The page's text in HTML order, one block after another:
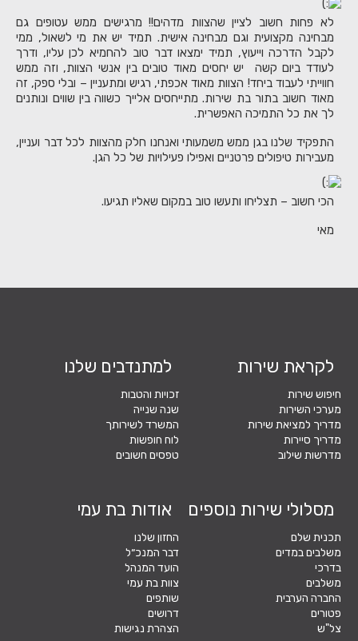
לא פחות חשוב לציין שהצוות מדהים!! מרגישים ממש עטופים גם
מבחינה מקצועית וגם מבחינה אישית. תמיד יש את מי לשאול, ממי
לקבל הדרכה וייעוץ, תמיד ימצאו דבר טוב להחמיא לכן עליו, ודרך
לעודד ביום קשה יש יחסים מאוד טובים בין אנשי הצוות, וזה ממש
חווייתי לעבוד ביחד! הצוות מאוד אכפתי, רגיש ומתעניין – ובלי ספק, זה
מאוד חשוב בתור בת שירות. מתייחסים אלייך כשווה בין שווים ונותנים
לך את כל התמיכה האפשרית.
התפקיד שלנו בגן ממש משמעותי ואנחנו חלק מהצוות לכל דבר ועניין,
מעבירות טיפולים פרטניים ואפילו פעילויות של כל הגן.
הכי חשוב – תצליחו ותעשו טוב במקום שאליו תגיעו.
מאי
לקראת שירות
חיפוש שירות
מערכי השירות
מדריך למציאת שירות
מדריך סיירות
מדרשות שילוב
למתנדבים שלנו
זכויות והטבות
שנה שנייה
המשרד לשירותך
לוח חופשות
טפסים חשובים
מסלולי שירות נוספים
תכנית שלם
משלבים במדים
בדרכי
משלבים
החברה הערבית
פטורים
צל"ש
אודות בת עמי
החזון שלנו
דבר המנכ״ל
הועד המנהל
צוות בת עמי
שותפים
דרושים
הצהרת נגישות